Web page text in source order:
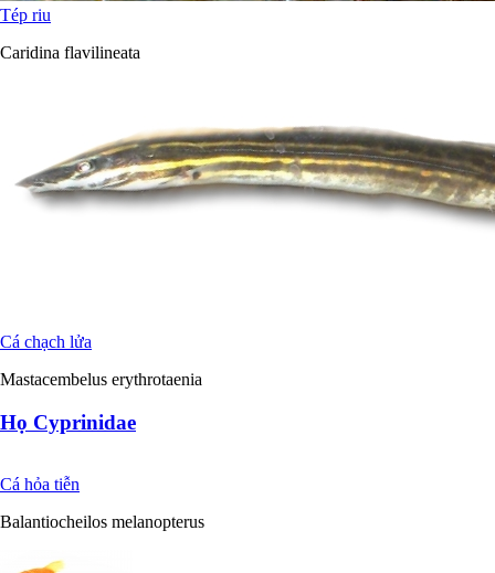
Tép riu
Caridina flavilineata
Cá chạch lửa
Mastacembelus erythrotaenia
Họ Cyprinidae
Cá hỏa tiễn
Balantiocheilos melanopterus